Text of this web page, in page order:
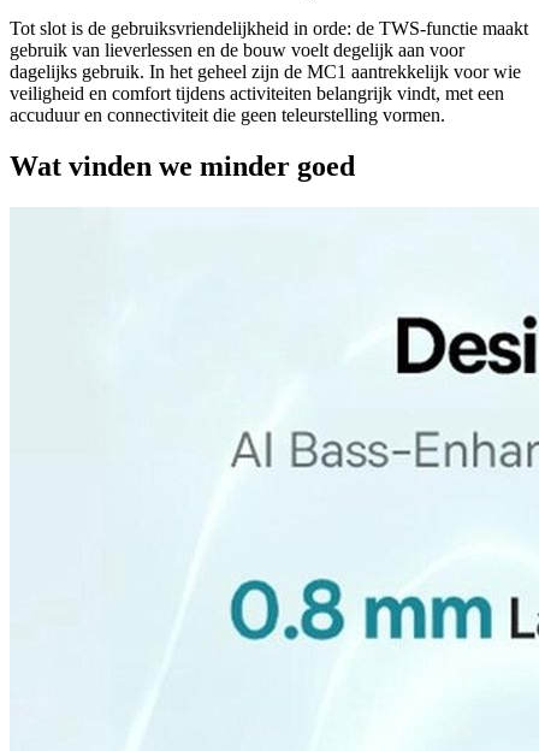
Tot slot is de gebruiksvriendelijkheid in orde: de TWS-functie maakt
gebruik van lieverlessen en de bouw voelt degelijk aan voor
dagelijks gebruik. In het geheel zijn de MC1 aantrekkelijk voor wie
veiligheid en comfort tijdens activiteiten belangrijk vindt, met een
accuduur en connectiviteit die geen teleurstelling vormen.
Wat vinden we minder goed